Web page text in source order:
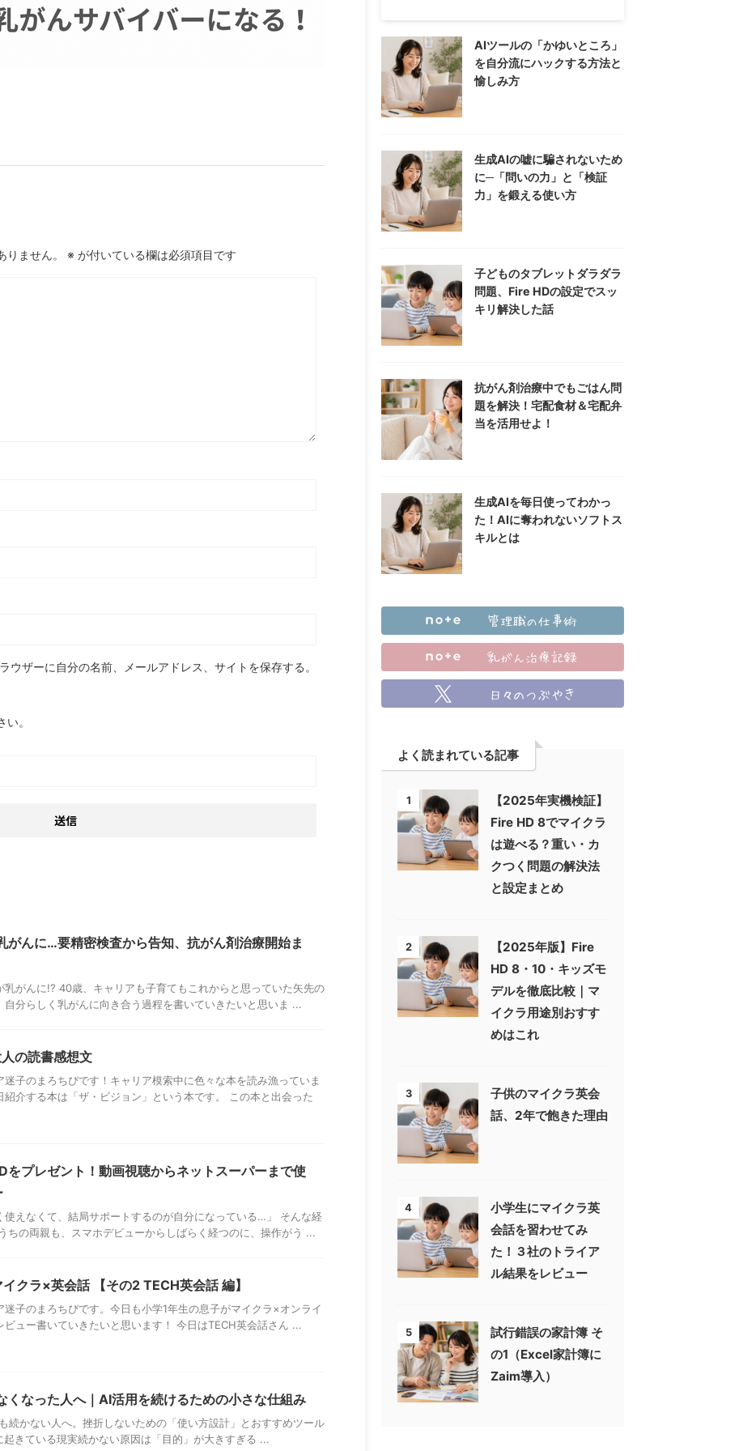
ません。 ※ が付いている欄は必須項目です
ウザーに自分の名前、メールアドレス、サイトを保存する。
。
がんに…要精密検査から告知、抗がん剤治療開始ま
乳がんに!? 40歳、キャリアも子育てもこれからと思っていた矢先の
自分らしく乳がんに向き合う過程を書いていきたいと思いま ...
の読書感想文
迷子のまろちぴです！キャリア模索中に色々な本を読み漁っていま
紹介する本は「ザ・ビジョン」という本です。 この本と出会った
をプレゼント！動画視聴からネットスーパーまで使
使えなくて、結局サポートするのが自分になっている…」 そんな経
ちの両親も、スマホデビューからしばらく経つのに、操作がう ...
クラ×英会話 【その2 TECH英会話 編】
迷子のまろちぴです。今日も小学1年生の息子がマイクラ×オンライ
ビュー書いていきたいと思います！ 今日はTECH英会話さん ...
くなった人へ｜AI活用を続けるための小さな仕組み
続かない人へ。挫折しないための「使い方設計」とおすすめツール
起きている現実続かない原因は「目的」が大きすぎる ...
AIツールの「かゆいところ」
を自分流にハックする方法と
愉しみ方
生成AIの嘘に騙されないため
に─「問いの力」と「検証
力」を鍛える使い方
子どものタブレットダラダラ
問題、Fire HDの設定でスッ
キリ解決した話
抗がん剤治療中でもごはん問
題を解決！宅配食材＆宅配弁
当を活用せよ！
生成AIを毎日使ってわかっ
た！AIに奪われないソフトス
キルとは
よく読まれている記事
1
【2025年実機検証】
Fire HD 8でマイクラ
は遊べる？重い・カ
クつく問題の解決法
と設定まとめ
2
【2025年版】Fire
HD 8・10・キッズモ
デルを徹底比較｜マ
イクラ用途別おすす
めはこれ
3
子供のマイクラ英会
話、2年で飽きた理由
4
小学生にマイクラ英
会話を習わせてみ
た！３社のトライア
ル結果をレビュー
5
試行錯誤の家計簿 そ
の1（Excel家計簿に
Zaim導入）